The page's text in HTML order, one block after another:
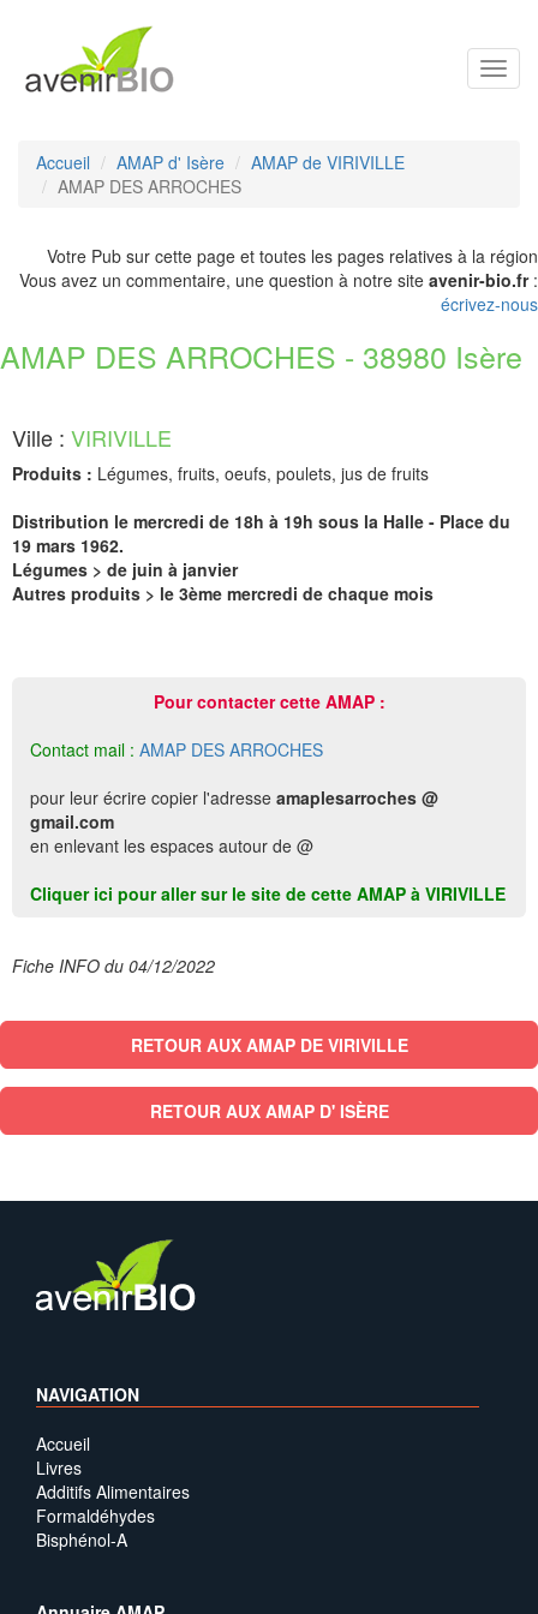
Accueil AMAP d' Isère
AMAP de VIRIVILLE
AMAP DES ARROCHES
Votre Pub sur cette page et toutes les pages relatives à la région
Vous avez un commentaire, une question à notre site avenir-bio.fr:
écrivez-nous
AMAP DES ARROCHES - 38980 Isère
Ville : VIRIVILLE
Produits : Légumes, fruits, oeufs, poulets, jus de fruits
Distribution le mercredi de 18h à 19h sous la Halle - Place du
19 mars 1962.
Légumes > de juin à janvier
Autres produits > le 3ème mercredi de chaque mois
Pour contacter cette AMAP :
Contact mail : AMAP DES ARROCHES
pour leur écrire copier l'adresse amaplesarroches @
gmail.com
en enlevant les espaces autour de @
Cliquer ici pour aller sur le site de cette AMAP à VIRIVILLE
Fiche INFO du 04/12/2022
RETOUR AUX AMAP DE VIRIVILLE
RETOUR AUX AMAP D' ISÈRE
NAVIGATION
Accueil
Livres
Additifs Alimentaires
Formaldéhydes
Bisphénol-A